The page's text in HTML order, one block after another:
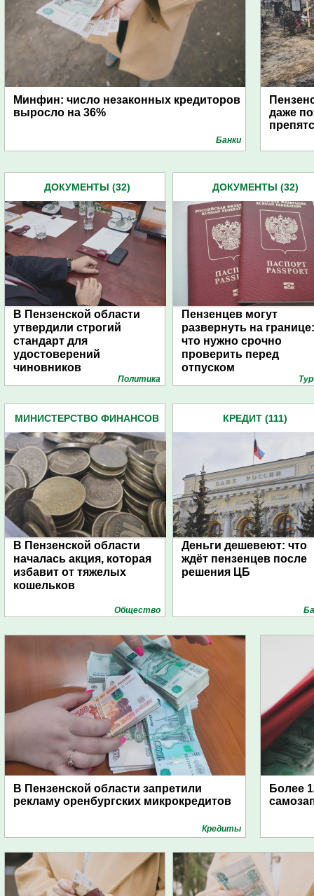
Минфин: число незаконных кредиторов
выросло на 36%
Банки
даже
ДОКУМЕНТЫ (32)
В Пензенской области
утвердили строгий
стандарт для
удостоверений
чиновников
Политика
ДОКУМЕНТЫ (32)
Пензенцев могут
развернуть на границе:
что нужно срочно
проверить перед
отпуском
МИНИСТЕРСТВО ФИНАНСОВ
В Пензенской области
началась акция, которая
избавит от тяжелых
кошельков
Общество
КРЕДИТ (111)
Деньги дешевеют: что
ждёт пензенцев после
решения ЦБ
В Пензенской области запретили
рекламу оренбургских микрокредитов
Кредиты
Более